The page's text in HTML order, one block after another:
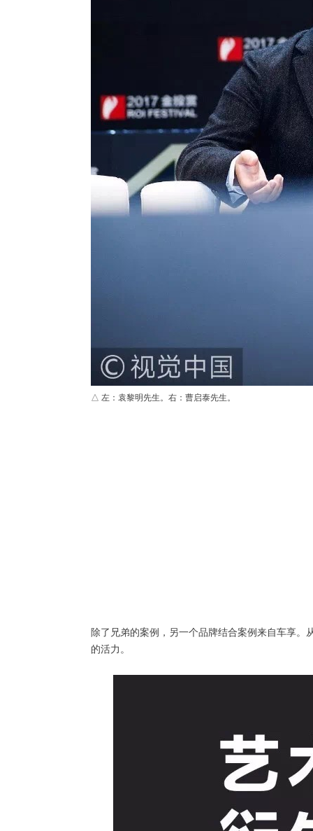
△ 左：袁黎明先生。右：曹启泰先生。
除了兄弟的案例，另一个品牌结合案例来自车享
的活力。